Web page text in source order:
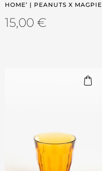
HOME’ | PEANUTS X MAGPIE
15,00 €